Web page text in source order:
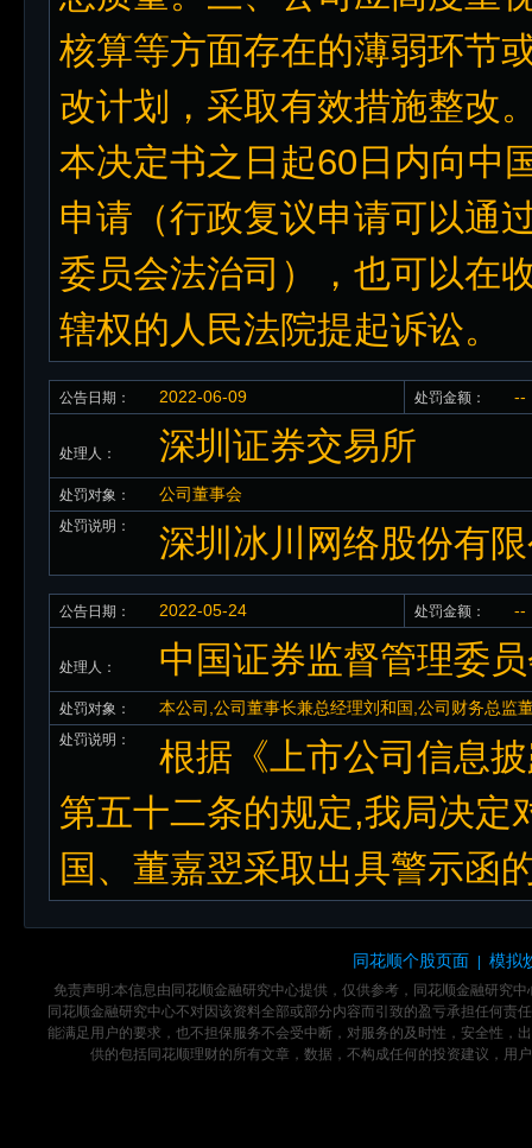
核算等方面存在的薄弱环节
改计划，采取有效措施整改
本决定书之日起60日内向中
申请（行政复议申请可以通
委员会法治司），也可以在
辖权的人民法院提起诉讼。
公告日期： 2022-06-09 处罚金额： --
处理人： 深圳证券交易所
处罚对象： 公司董事会
处罚说明： 深圳冰川网络股份有
公告日期： 2022-05-24 处罚金额： --
处理人： 中国证券监督管理委
处罚对象： 本公司,公司董事长兼总经理刘和国,公司财务总监
处罚说明：
根据《上市公司信息
第五十二条的规定,我局决定
国、董嘉翌采取出具警示函
同花顺个股页面 | 模拟
免责声明:本信息由同花顺金融研究中心提供，仅供参考，同花顺金融研究
同花顺金融研究中心不对因该资料全部或部分内容而引致的盈亏承担任何
能满足用户的要求，也不担保服务不会受中断，对服务的及时性，安全性，
供的包括同花顺理财的所有文章，数据，不构成任何的投资建议，用